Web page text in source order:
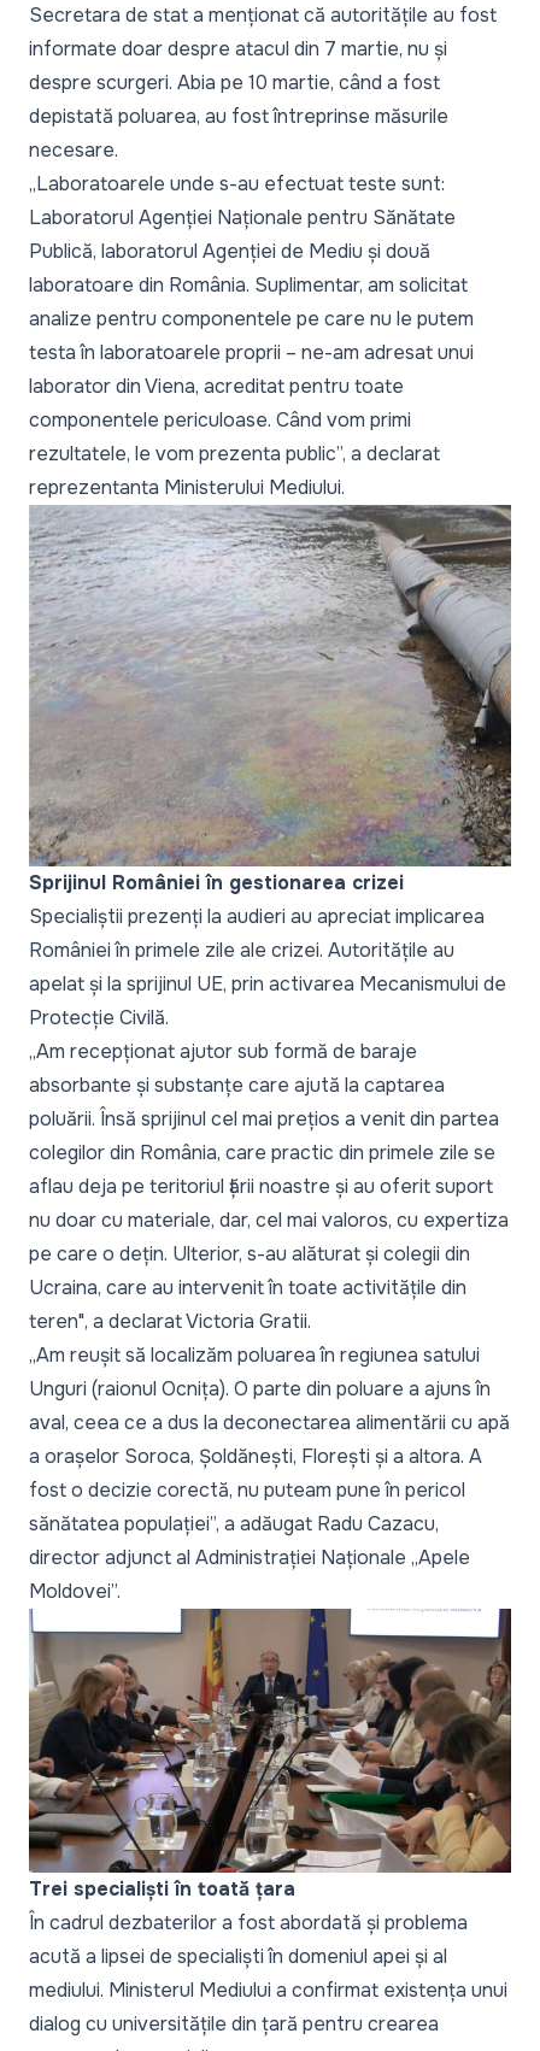
Secretara de stat a menționat că autoritățile au fost
informate doar despre atacul din 7 martie, nu și
despre scurgeri. Abia pe 10 martie, când a fost
depistată poluarea, au fost întreprinse măsurile
necesare.
„Laboratoarele unde s-au efectuat teste sunt:
Laboratorul Agenției Naționale pentru Sănătate
Publică, laboratorul Agenției de Mediu și două
laboratoare din România. Suplimentar, am solicitat
analize pentru componentele pe care nu le putem
testa în laboratoarele proprii – ne-am adresat unui
laborator din Viena, acreditat pentru toate
componentele periculoase. Când vom primi
rezultatele, le vom prezenta public”, a declarat
reprezentanta Ministerului Mediului.
Sprijinul României în gestionarea crizei
Specialiștii prezenți la audieri au apreciat implicarea
României în primele zile ale crizei. Autoritățile au
apelat și la sprijinul UE, prin activarea Mecanismului de
Protecție Civilă.
„Am recepționat ajutor sub formă de baraje
absorbante și substanțe care ajută la captarea
poluării. Însă sprijinul cel mai prețios a venit din partea
colegilor din România, care practic din primele zile se
aflau deja pe teritoriul țării noastre și au oferit suport
nu doar cu materiale, dar, cel mai valoros, cu expertiza
pe care o dețin. Ulterior, s-au alăturat și colegii din
Ucraina, care au intervenit în toate activitățile din
teren", a declarat Victoria Gratii.
„Am reușit să localizăm poluarea în regiunea satului
Unguri (raionul Ocnița). O parte din poluare a ajuns în
aval, ceea ce a dus la deconectarea alimentării cu apă
a orașelor Soroca, Șoldănești, Florești și a altora. A
fost o decizie corectă, nu puteam pune în pericol
sănătatea populației”, a adăugat Radu Cazacu,
director adjunct al Administrației Naționale „Apele
Moldovei”.
Trei specialiști în toată țara
În cadrul dezbaterilor a fost abordată și problema
acută a lipsei de specialiști în domeniul apei și al
mediului. Ministerul Mediului a confirmat existența unui
dialog cu universitățile din țară pentru crearea